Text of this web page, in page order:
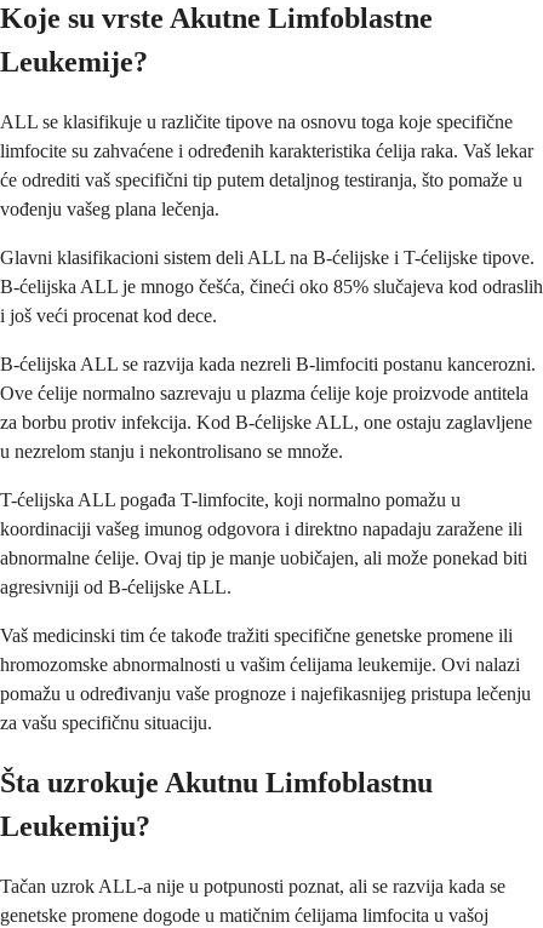
Koje su vrste Akutne Limfoblastne
Leukemije?
ALL se klasifikuje u različite tipove na osnovu toga koje specifične
limfocite su zahvaćene i određenih karakteristika ćelija raka. Vaš lekar
će odrediti vaš specifični tip putem detaljnog testiranja, što pomaže u
vođenju vašeg plana lečenja.
Glavni klasifikacioni sistem deli ALL na B-ćelijske i T-ćelijske tipove.
B-ćelijska ALL je mnogo češća, čineći oko 85% slučajeva kod odraslih
i još veći procenat kod dece.
B-ćelijska ALL se razvija kada nezreli B-limfociti postanu kancerozni.
Ove ćelije normalno sazrevaju u plazma ćelije koje proizvode antitela
za borbu protiv infekcija. Kod B-ćelijske ALL, one ostaju zaglavljene
u nezrelom stanju i nekontrolisano se množe.
T-ćelijska ALL pogađa T-limfocite, koji normalno pomažu u
koordinaciji vašeg imunog odgovora i direktno napadaju zaražene ili
abnormalne ćelije. Ovaj tip je manje uobičajen, ali može ponekad biti
agresivniji od B-ćelijske ALL.
Vaš medicinski tim će takođe tražiti specifične genetske promene ili
hromozomske abnormalnosti u vašim ćelijama leukemije. Ovi nalazi
pomažu u određivanju vaše prognoze i najefikasnijeg pristupa lečenju
za vašu specifičnu situaciju.
Šta uzrokuje Akutnu Limfoblastnu
Leukemiju?
Tačan uzrok ALL-a nije u potpunosti poznat, ali se razvija kada se
genetske promene dogode u matičnim ćelijama limfocita u vašoj